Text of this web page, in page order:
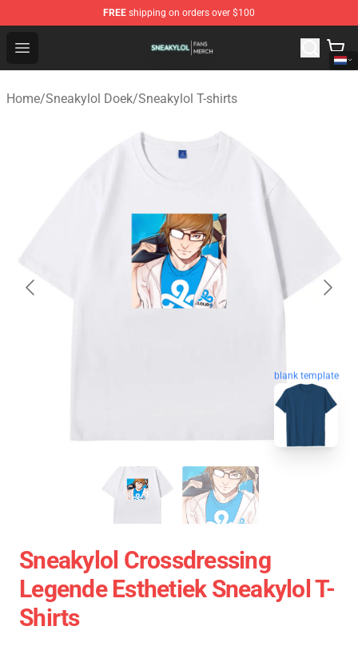
FREE shipping on orders over $100
Open menu
Sneakylol Shop - Official Sneakylol Merchandise Store
Home/Sneakylol Doek/Sneakylol T-shirts
blank template
Sneakylol Crossdressing
Legende Esthetiek Sneakylol T-
Shirts